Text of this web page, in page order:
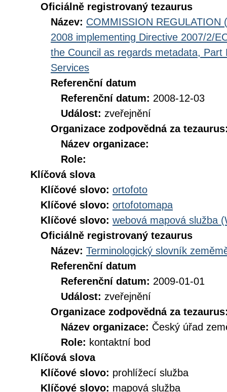
Oficiálně registrovaný tezaurus
Název: COMMISSION REGULATION
2008 implementing Directive 2007/2/
the Council as regards metadata,
Services
Referenční datum
Referenční datum: 2008-12-03
Událost: zveřejnění
Organizace zodpovědná za
Název organizace:
Role:
Klíčová slova
Klíčové slovo: ortofoto
Klíčové slovo: ortofotomapa
Klíčové slovo: webová mapová služba
Oficiálně registrovaný tezaurus
Název: Terminologický slovník
Referenční datum
Referenční datum: 2009-01-01
Událost: zveřejnění
Organizace zodpovědná za
Název organizace: Český úřad
Role: kontaktní bod
Klíčová slova
Klíčové slovo: prohlížecí služba
Klíčové slovo: mapová služba